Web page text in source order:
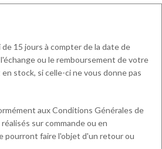
15 jours à compter de la date de
ou le remboursement de votre
stock, si celle-ci ne vous donne pas
aux Conditions Générales de
sur commande ou en
pourront faire l'objet d'un retour ou